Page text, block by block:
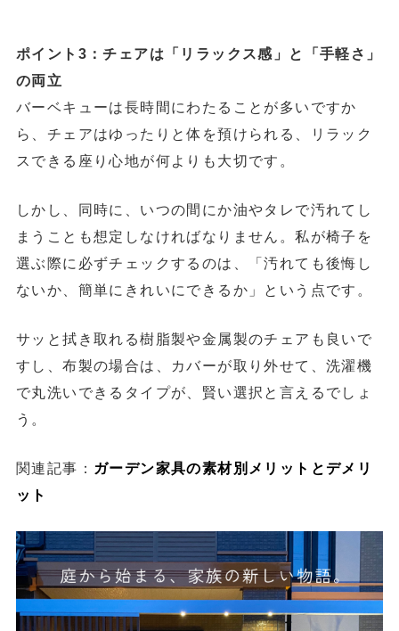
ポイント3：チェアは「リラックス感」と「手軽さ」
の両立
バーベキューは長時間にわたることが多いですか
ら、チェアはゆったりと体を預けられる、リラック
スできる座り心地が何よりも大切です。
しかし、同時に、いつの間にか油やタレで汚れてし
まうことも想定しなければなりません。私が椅子を
選ぶ際に必ずチェックするのは、「汚れても後悔し
ないか、簡単にきれいにできるか」という点です。
サッと拭き取れる樹脂製や金属製のチェアも良いで
すし、布製の場合は、カバーが取り外せて、洗濯機
で丸洗いできるタイプが、賢い選択と言えるでしょ
う。
関連記事： ガーデン家具の素材別メリットとデメリ
ット